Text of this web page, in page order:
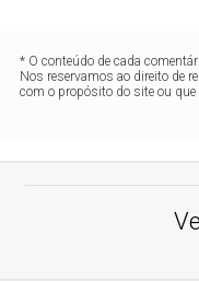
* O conteúdo de cada
Nos reservamos ao direito de
com o propósito do site ou